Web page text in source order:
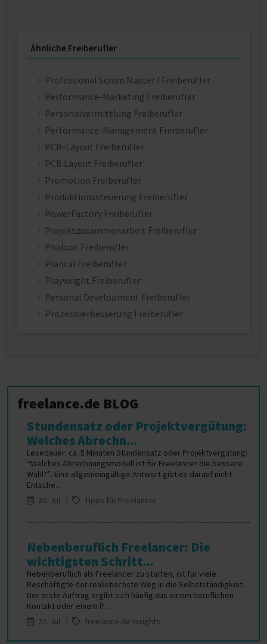
Ähnliche Freiberufler
Professional Scrum Master I Freiberufler
Performance-Marketing Freiberufler
Personalvermittlung Freiberufler
Performance-Management Freiberufler
PCB-Layout Freiberufler
PCB Layout Freiberufler
Promotion Freiberufler
Produktionssteuerung Freiberufler
PowerFactory Freiberufler
Projektzusammenarbeit Freiberufler
Phalcon Freiberufler
Plancal Freiberufler
Playwright Freiberufler
Personal Development Freiberufler
Prozessverbesserung Freiberufler
freelance.de BLOG
Stundensatz oder Projektvergütung:
Welches Abrechn...
Lesedauer: ca. 5 Minuten Stundensatz oder Projektvergütung:
“Welches Abrechnungsmodell ist für Freelancer die bessere
Wahl?”. Eine allgemeingültige Antwort gibt es darauf nicht.
Entsche...
30. Jul |
Tipps für Freelancer
Nebenberuflich Freelancer: Die
wichtigsten Schritt...
Nebenberuflich als Freelancer zu starten, ist für viele
Beschäftigte der realistischste Weg in die Selbstständigkeit.
Der erste Auftrag ergibt sich häufig aus einem beruflichen
Kontakt oder einem P...
22. Jul |
freelance.de Insights